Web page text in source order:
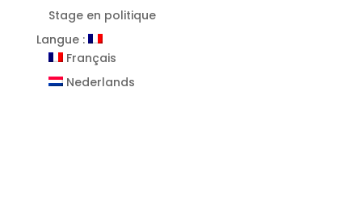
Stage en politique
Langue :
Français
Nederlands